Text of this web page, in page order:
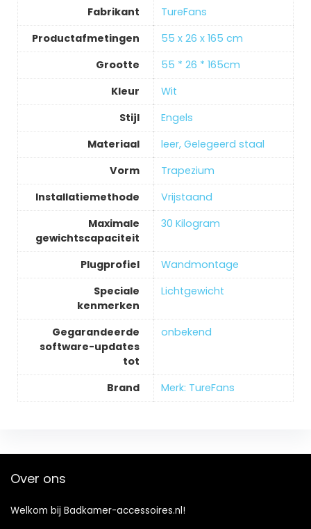
Fabrikant
‎TureFans
Productafmetingen
‎55 x 26 x 165 cm
Grootte
‎55 * 26 * 165cm
Kleur
‎Wit
Stijl
‎Engels
Materiaal
‎leer, Gelegeerd staal
Vorm
‎Trapezium
Installatiemethode
‎Vrijstaand
Maximale
gewichtscapaciteit
‎30 Kilogram
Plugprofiel
‎Wandmontage
Speciale
kenmerken
‎Lichtgewicht
Gegarandeerde
software-updates
tot
‎onbekend
Brand Merk: TureFans
Over ons
Welkom bij Badkamer-accessoires.nl!